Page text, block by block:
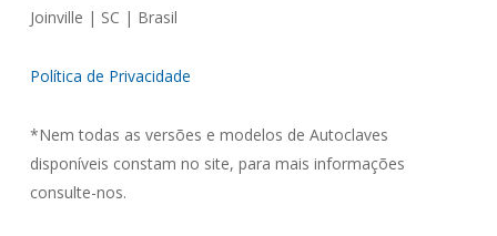
Joinville | SC | Brasil
Política de Privacidade
*Nem todas as versões e modelos de Autoclaves
disponíveis constam no site, para mais informações
consulte-nos.